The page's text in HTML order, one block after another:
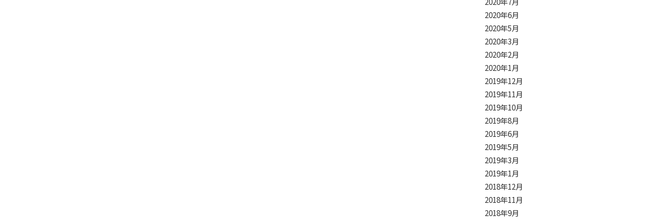
2020年6月
2020年5月
2020年3月
2020年2月
2020年1月
2019年12月
2019年11月
2019年10月
2019年8月
2019年6月
2019年5月
2019年3月
2019年1月
2018年12月
2018年11月
2018年9月